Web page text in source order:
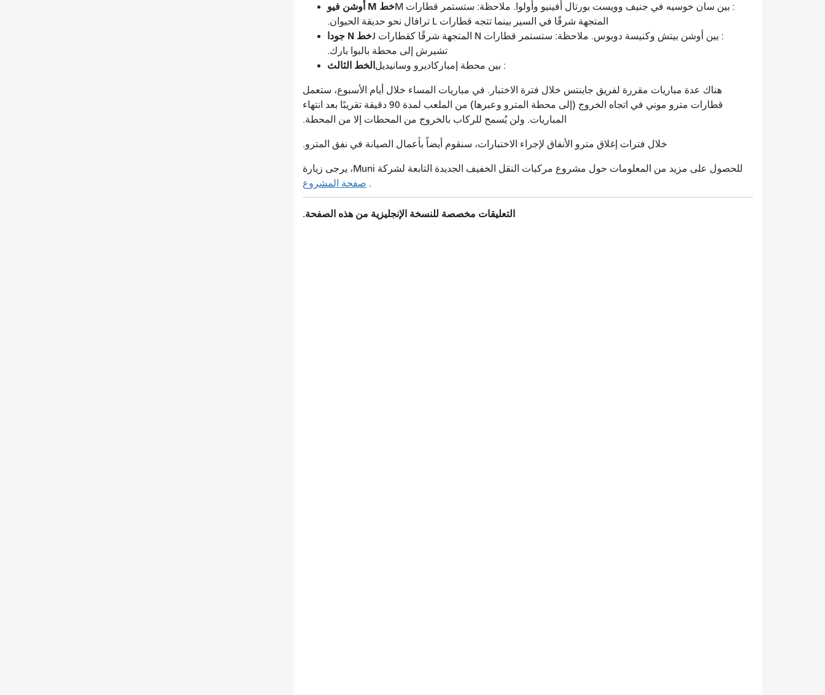
خط M أوشن فيو: بين سان خوسيه في جنيف وويست بورتال أفينيو وأولوا. ملاحظة: ستستمر قطارات M
المتجهة شرقًا في السير بينما تتجه قطارات L ترافال نحو حديقة الحيوان.
خط N جودا: بين أوشن بيتش وكنيسة دوبوس. ملاحظة: ستستمر قطارات N المتجهة شرقًا كقطارات J
تشيرش إلى محطة بالبوا بارك.
الخط الثالث: بين محطة إمباركاديرو وسانيديل
هناك عدة مباريات مقررة لفريق جاينتس خلال فترة الاختبار. في مباريات المساء خلال أيام الأسبوع، ستعمل
قطارات مترو موني في اتجاه الخروج (إلى محطة المترو وعبرها) من الملعب لمدة 90 دقيقة تقريبًا بعد انتهاء
المباريات. ولن يُسمح للركاب بالخروج من المحطات إلا من المحطة.
خلال فترات إغلاق مترو الأنفاق لإجراء الاختبارات، سنقوم أيضاً بأعمال الصيانة في نفق المترو.
للحصول على مزيد من المعلومات حول مشروع مركبات النقل الخفيف الجديدة التابعة لشركة Muni، يرجى زيارة
صفحة المشروع .
التعليقات مخصصة للنسخة الإنجليزية من هذه الصفحة.